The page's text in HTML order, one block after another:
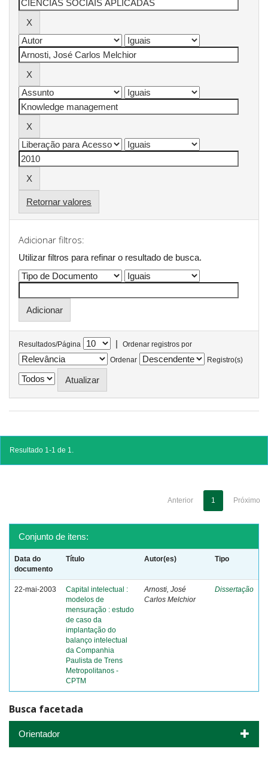
Retornar valores
Adicionar filtros:
Utilizar filtros para refinar o resultado de busca.
Resultados/Página |
Ordenar registros por
Ordenar
Registro(s)
Resultado 1-1 de 1.
Anterior 1 Próximo
Conjunto de itens:
Data do
documento
Título Autor(es) Tipo
22-mai-2003
Capital intelectual :
modelos de
mensuração : estudo
de caso da
implantação do
balanço intelectual
da Companhia
Paulista de Trens
Metropolitanos -
CPTM
Arnosti, José
Carlos Melchior
Dissertação
Busca facetada
Orientador